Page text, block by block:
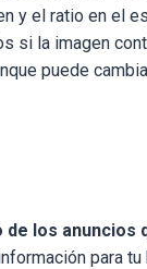
y el ratio en el
si la imagen
puede
los anuncios
para